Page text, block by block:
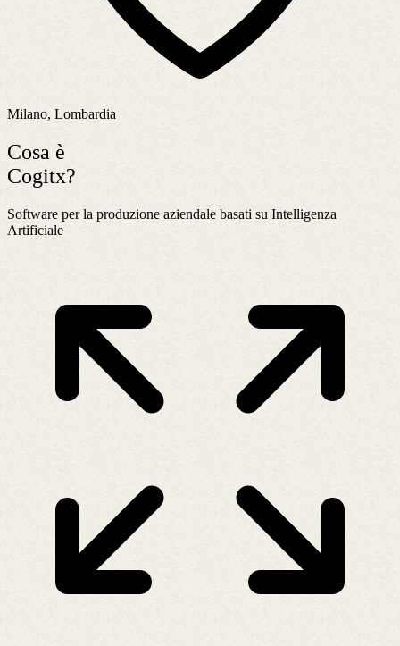
Milano, Lombardia
Cosa è
Cogitx?
Software per la produzione aziendale basati su Intelligenza
Artificiale